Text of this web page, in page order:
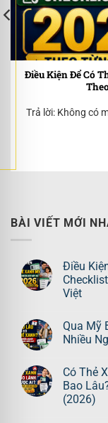
Điều Kiện Để Có
Trả lời: Không có
BÀI VIẾT MỚI
Điều
Việt
Qua Mỹ
Nhiều
Có Thẻ
Bao
(2026)